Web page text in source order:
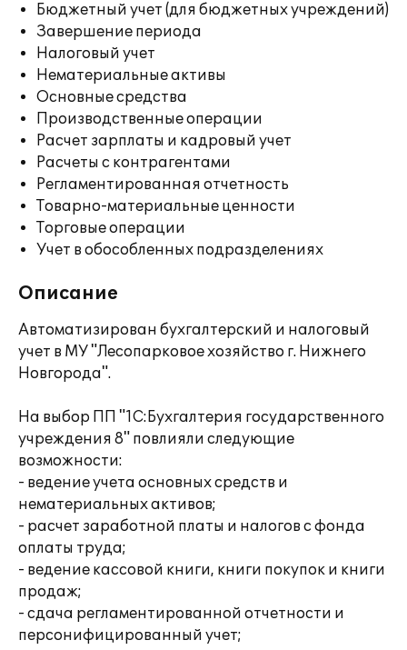
Бюджетный учет (для бюджетных учреждений)
Завершение периода
Налоговый учет
Нематериальные активы
Основные средства
Производственные операции
Расчет зарплаты и кадровый учет
Расчеты с контрагентами
Регламентированная отчетность
Товарно-материальные ценности
Торговые операции
Учет в обособленных подразделениях
Описание
Автоматизирован бухгалтерский и налоговый
учет в МУ "Лесопарковое хозяйство г. Нижнего
Новгорода".
На выбор ПП "1С:Бухгалтерия государственного
учреждения 8" повлияли следующие
возможности:
- ведение учета основных средств и
нематериальных активов;
- расчет заработной платы и налогов с фонда
оплаты труда;
- ведение кассовой книги, книги покупок и книги
продаж;
- сдача регламентированной отчетности и
персонифицированный учет;